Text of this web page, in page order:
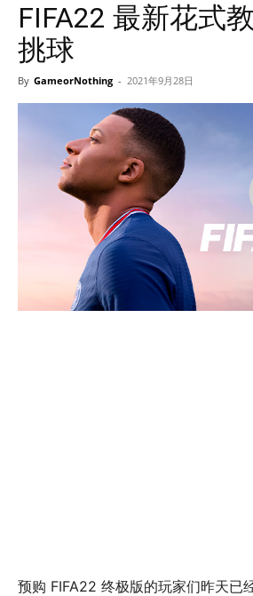
FIFA22 最新花式
挑球
By GameorNothing - 2021年9月28日
预购 FIFA22 终极版的玩家们昨天已